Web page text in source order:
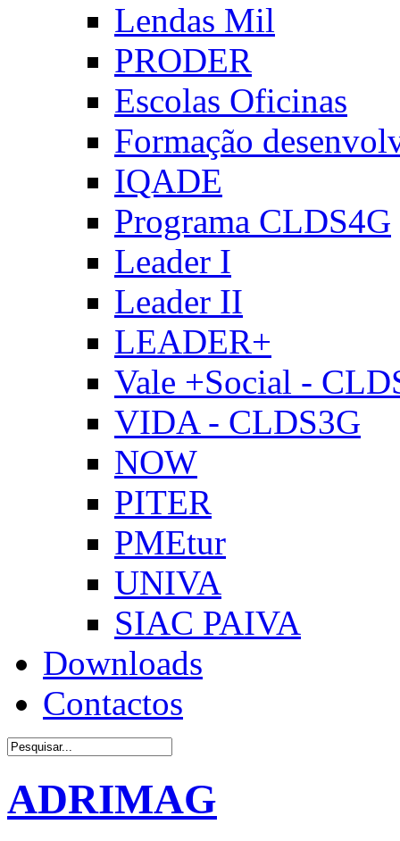
Lendas Mil
PRODER
Escolas Oficinas
Formação
IQADE
Programa CLDS4G
Leader I
Leader II
LEADER+
Vale +Social -
VIDA - CLDS3G
NOW
PITER
PMEtur
UNIVA
SIAC PAIVA
Downloads
Contactos
ADRIMAG